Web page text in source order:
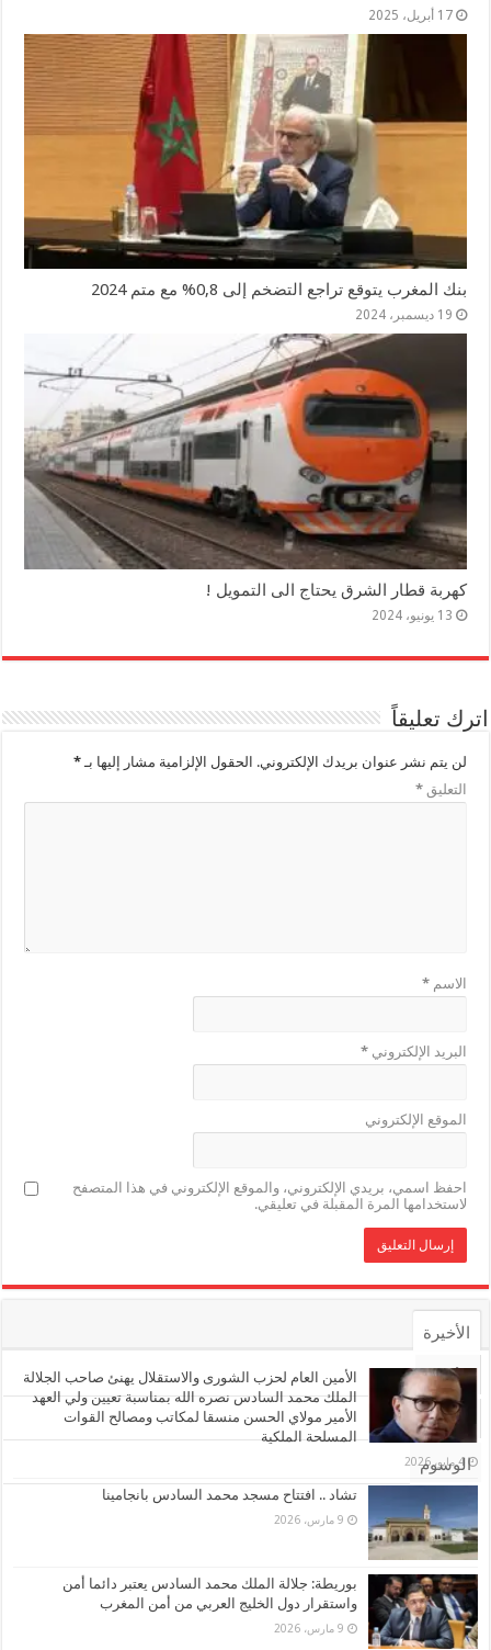
17 أبريل، 2025
بنك المغرب يتوقع تراجع التضخم إلى 0,8% مع متم 2024
19 ديسمبر، 2024
كهربة قطار الشرق يحتاج الى التمويل !
13 يونيو، 2024
اترك تعليقاً
لن يتم نشر عنوان بريدك الإلكتروني. الحقول الإلزامية مشار إليها بـ*
التعليق*
الاسم*
البريد الإلكتروني*
الموقع الإلكتروني
احفظ اسمي، بريدي الإلكتروني، والموقع الإلكتروني في هذا المتصفح
لاستخدامها المرة المقبلة في تعليقي.
الأخيرة
الأشهر
تعليقات
الوسوم
الأمين العام لحزب الشورى والاستقلال يهنئ صاحب الجلالة
الملك محمد السادس نصره الله بمناسبة تعيين ولي العهد
الأمير مولاي الحسن منسقا لمكاتب ومصالح القوات
المسلحة الملكية
4 مايو، 2026
تشاد .. افتتاح مسجد محمد السادس بانجامينا
9 مارس، 2026
بوريطة: جلالة الملك محمد السادس يعتبر دائما أمن
واستقرار دول الخليج العربي من أمن المغرب
9 مارس، 2026